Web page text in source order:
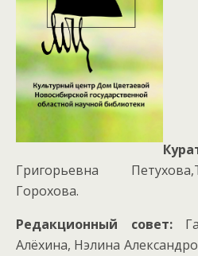
Григорьевна
Горохова.
Редакционный совет:
Алёхина, Нэлина